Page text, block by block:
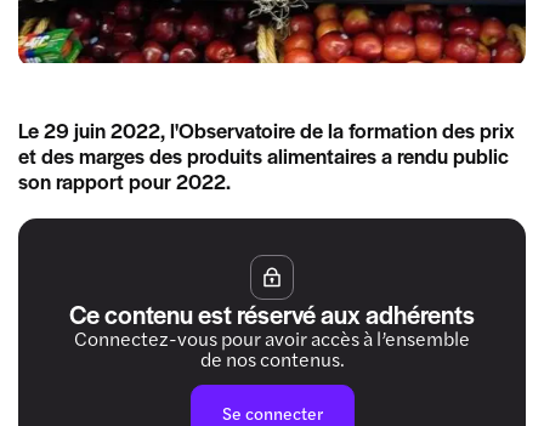
Le 29 juin 2022, l'Observatoire de la formation des prix
et des marges des produits alimentaires a rendu public
son rapport pour 2022.
Ce contenu est réservé aux adhérents
Connectez-vous pour avoir accès à l’ensemble
de nos contenus.
Se connecter